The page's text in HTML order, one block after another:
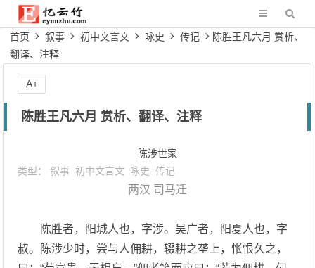
首页 叙事 初中文言文 咏史 传记
陈胜王凡六月 赏析、
翻译、注释
陈胜王凡六月 赏析、翻译、注释
陈涉世家
类型：叙事 初中文言文 咏史 传记
两汉 司马迁
陈胜者，阳城人也，字涉。吴广者，阳夏人也，字
叔。陈涉少时，尝与人佣耕，辍耕之垄上，怅恨久之，
A+